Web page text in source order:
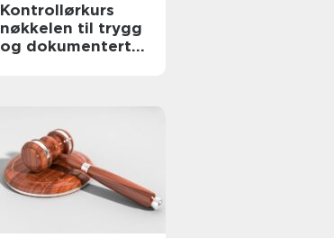
Kontrollørkurs
nøkkelen til trygg
og dokumentert